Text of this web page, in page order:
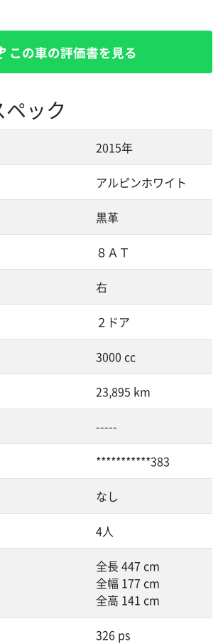
この車の評価書を見る
ック
2015年
アルピンホワイト
黒革
８ＡＴ
右
２ドア
3000 cc
23,895 km
-----
***********383
なし
4人
全長 447 cm
全幅 177 cm
全高 141 cm
326 ps